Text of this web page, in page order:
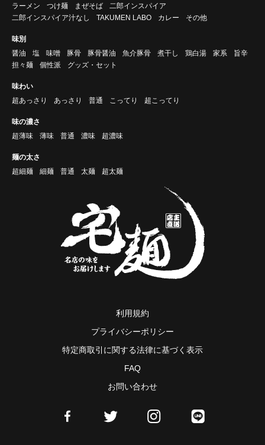
ラーメン
つけ麺 まぜそば
二郎インスパイア
二郎インスパイア汁なし
TAKUMEN LABO カレー その他
味別
醤油
塩 味噌 豚骨 豚骨醤油 魚介豚骨 煮干し 鶏白湯 家系
旨辛
担々麺
個性派 グッズ・セット
味わい
超あっさり
あっさり 普通 こってり 超こってり
味の濃さ
超薄味
薄味 普通 濃味 超濃味
麺の太さ
超細麺
細麺 普通 太麺 超太麺
利用規約
プライバシーポリシー
特定商取引に関する法律に基づく表示
FAQ
お問い合わせ